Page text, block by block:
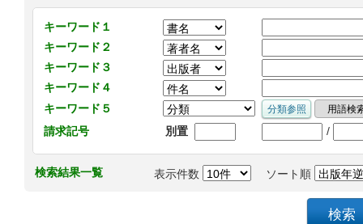
キーワード１
キーワード２
キーワード３
キーワード４
キーワード５
請求記号
別置 /
検索結果一覧 表示件数 ソート順